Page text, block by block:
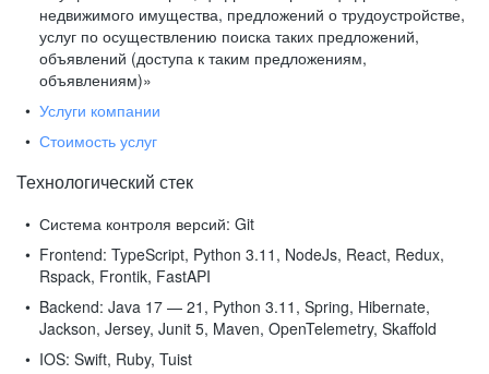
недвижимого имущества, предложений о трудоустройстве,
услуг по осуществлению поиска таких предложений,
объявлений (доступа к таким предложениям,
объявлениям)»
Услуги компании
Стоимость услуг
Технологический стек
Система контроля версий: Git
Frontend: TypeScript, Python 3.11, NodeJs, React, Redux,
Rspack, Frontik, FastAPI
Backend: Java 17 — 21, Python 3.11, Spring, Hibernate,
Jackson, Jersey, Junit 5, Maven, OpenTelemetry, Skaffold
IOS: Swift, Ruby, Tuist